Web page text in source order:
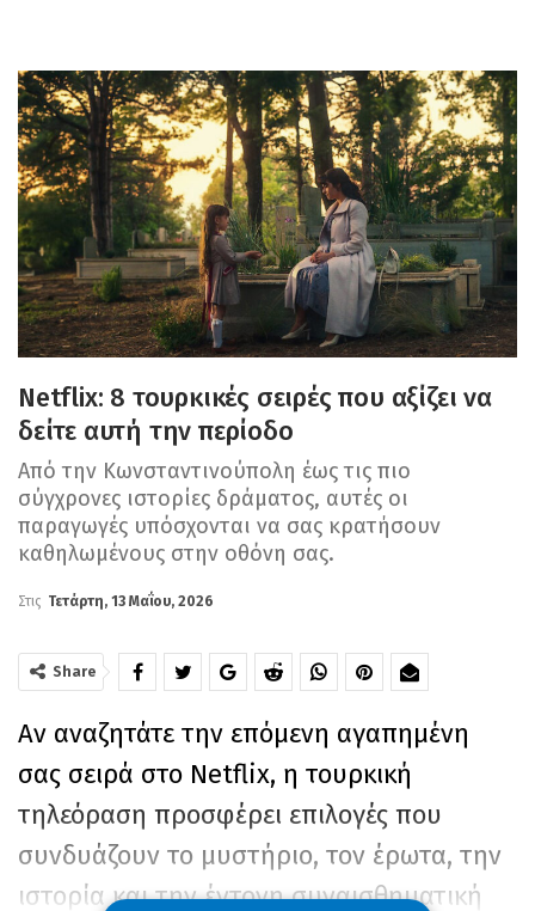
Netflix: 8 τουρκικές σειρές που αξίζει να
δείτε αυτή την περίοδο
Από την Κωνσταντινούπολη έως τις πιο
σύγχρονες ιστορίες δράματος, αυτές οι
παραγωγές υπόσχονται να σας κρατήσουν
καθηλωμένους στην οθόνη σας.
Στις Τετάρτη, 13 Μαΐου, 2026
Share
Αν αναζητάτε την επόμενη αγαπημένη
σας σειρά στο Netflix, η τουρκική
τηλεόραση προσφέρει επιλογές που
συνδυάζουν το μυστήριο, τον έρωτα, την
ιστορία και την έντονη συναισθηματική